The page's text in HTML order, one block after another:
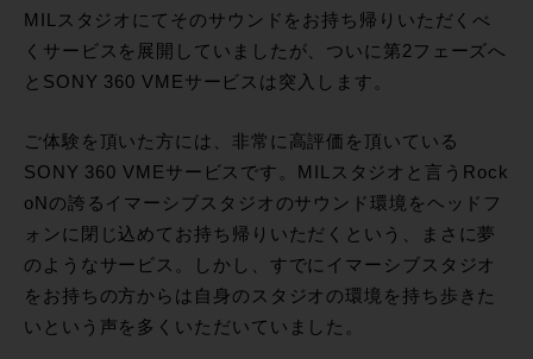
MILスタジオにてそのサウンドをお持ち帰りいただくべ
くサービスを展開していましたが、ついに第2フェーズへ
とSONY 360 VMEサービスは突入します。
ご体験を頂いた方には、非常に高評価を頂いている
SONY 360 VMEサービスです。MILスタジオと言うRock
oNの誇るイマーシブスタジオのサウンド環境をヘッドフ
ォンに閉じ込めてお持ち帰りいただくという、まさに夢
のようなサービス。しかし、すでにイマーシブスタジオ
をお持ちの方からは自身のスタジオの環境を持ち歩きた
いという声を多くいただいていました。